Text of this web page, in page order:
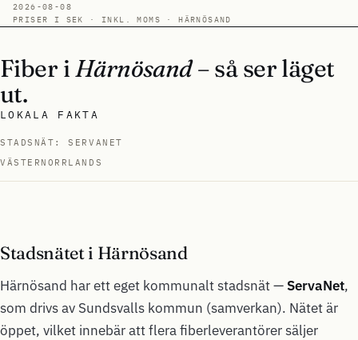
2026-08-08
PRISER I SEK · INKL. MOMS · HÄRNÖSAND
Fiber iHärnösand– så ser läget
ut.
LOKALA FAKTA
STADSNÄT: SERVANET
VÄSTERNORRLANDS
Stadsnätet i Härnösand
Härnösand har ett eget kommunalt stadsnät — ServaNet,
som drivs av Sundsvalls kommun (samverkan). Nätet är
öppet, vilket innebär att flera fiberleverantörer säljer